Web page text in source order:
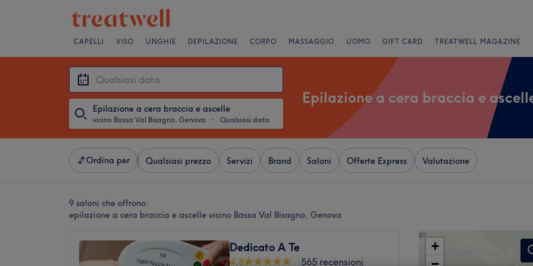
CAPELLI VISO UNGHIE DEPILAZIONE CORPO MASSAGGIO UOMO GIFT CARD TREATWELL MAGAZINE
Epilazione a cera braccia e ascelle
vicino Bassa Val Bisagno, Genova ・ Qualsiasi data
Epilazione a cera braccia e
Ordina per Qualsiasi prezzo Servizi Brand Saloni Offerte Express Valutazione
9 saloni che offrono:
epilazione a cera braccia e ascelle vicino Bassa Val Bisagno, Genova
Dedicato A Te
4,8
565 recensioni
+